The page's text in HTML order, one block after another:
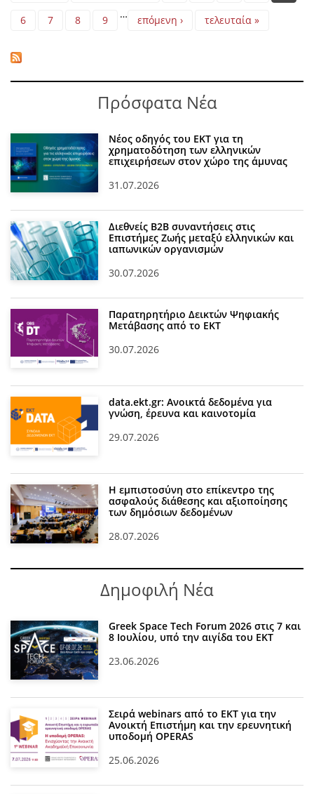
6 7 8 9 … επόμενη › τελευταία »
Πρόσφατα Νέα
Νέος οδηγός του ΕΚΤ για τη
χρηματοδότηση των ελληνικών
επιχειρήσεων στον χώρο της άμυνας
31.07.2026
Διεθνείς Β2Β συναντήσεις στις
Επιστήμες Ζωής μεταξύ ελληνικών και
ιαπωνικών οργανισμών
30.07.2026
Παρατηρητήριο Δεικτών Ψηφιακής
Μετάβασης από το ΕΚΤ
30.07.2026
data.ekt.gr: Ανοικτά δεδομένα για
γνώση, έρευνα και καινοτομία
29.07.2026
Η εμπιστοσύνη στο επίκεντρο της
ασφαλούς διάθεσης και αξιοποίησης
των δημόσιων δεδομένων
28.07.2026
Δημοφιλή Νέα
Greek Space Tech Forum 2026 στις 7 και
8 Ιουλίου, υπό την αιγίδα του ΕΚΤ
23.06.2026
Σειρά webinars από το ΕΚΤ για την
Ανοικτή Επιστήμη και την ερευνητική
υποδομή OPERAS
25.06.2026